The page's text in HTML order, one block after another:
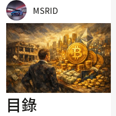
MSRID
目錄